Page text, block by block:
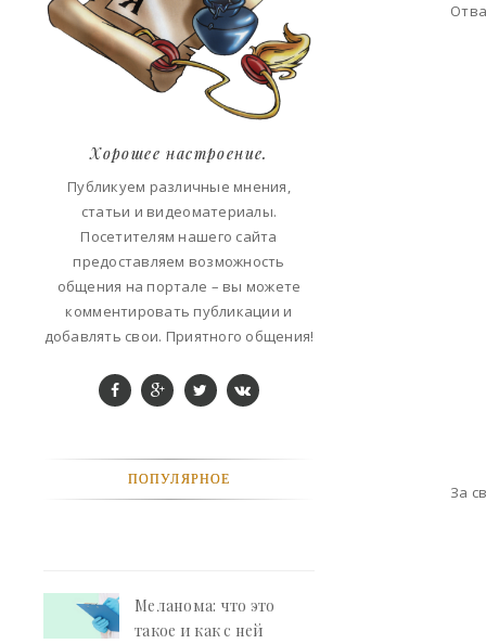
За
ЖИЛЬЕ
ЗВЕЗДЫ
Хорошее настроение.
Публикуем различные мнения,
статьи и видеоматериалы.
Посетителям нашего сайта
предоставляем возможность
общения на портале – вы можете
комментировать публикации и
добавлять свои. Приятного общения!
ПОПУЛЯРНОЕ
Меланома: что это
такое и как с ней